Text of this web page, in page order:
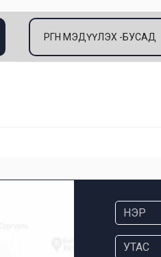
ӨРГӨН МЭДҮҮЛЭХ -БУСАД